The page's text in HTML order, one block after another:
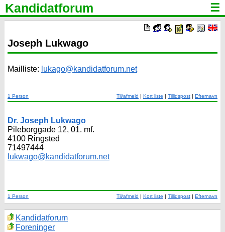
Kandidatforum ☰
Joseph Lukwago
Mailliste: lukago@kandidatforum.net
1 Person Til/afmeld | Kort liste | Tillidspost | Efternavn
Dr. Joseph Lukwago
Pileborggade 12, 01. mf.
4100 Ringsted
71497444
lukwago@kandidatforum.net
1 Person Til/afmeld | Kort liste | Tillidspost | Efternavn
Kandidatforum
Foreninger